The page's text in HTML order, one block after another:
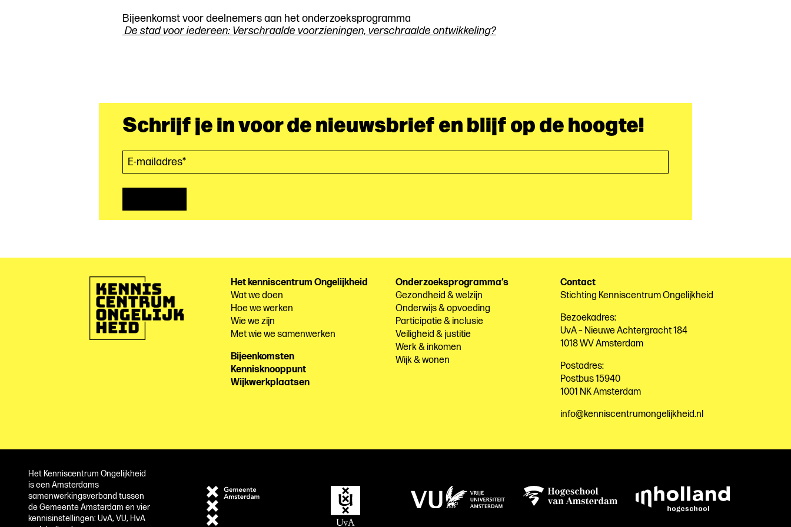
Bijeenkomst voor deelnemers aan het onderzoeksprogramma
De stad voor iedereen: Verschraalde voorzieningen, verschraalde ontwikkeling?
Schrijf je in voor de nieuwsbrief en blijf op de hoogte!
Het kenniscentrum Ongelijkheid
Wat we doen
Hoe we werken
Wie we zijn
Met wie we samenwerken
Bijeenkomsten
Kennisknooppunt
Wijkwerkplaatsen
Onderzoeksprogramma’s
Gezondheid & welzijn
Onderwijs & opvoeding
Participatie & inclusie
Veiligheid & justitie
Werk & inkomen
Wijk & wonen
Contact
Stichting Kenniscentrum Ongelijkheid
Bezoekadres:
UvA – Nieuwe Achtergracht 184
1018 WV Amsterdam
Postadres:
Postbus 15940
1001 NK Amsterdam
info@kenniscentrumongelijkheid.nl
Het Kenniscentrum Ongelijkheid
is een Amsterdams
samenwerkingsverband tussen
de Gemeente Amsterdam en vier
kennisinstellingen: UvA, VU, HvA